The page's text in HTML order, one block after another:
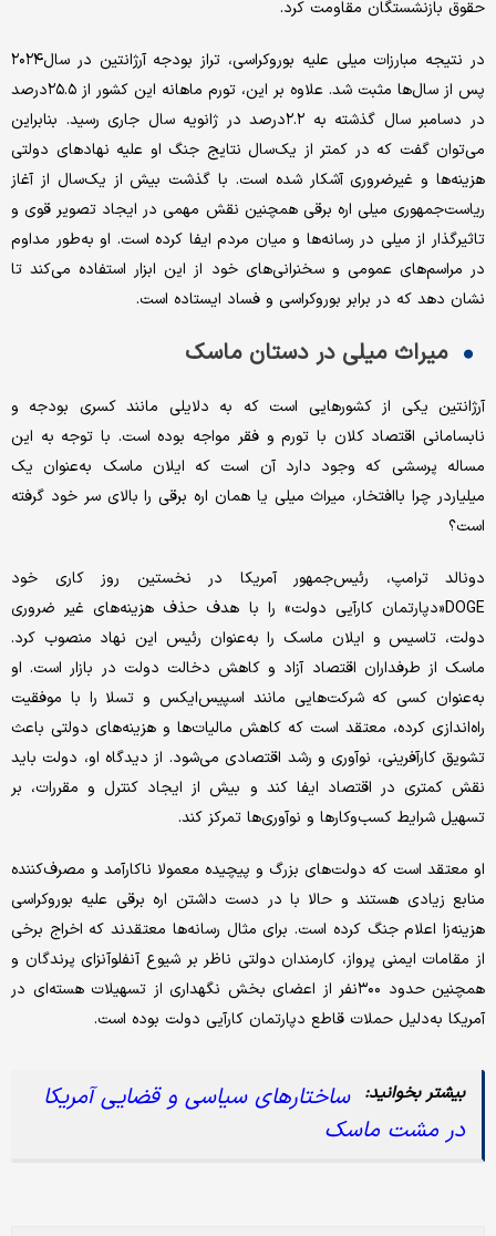
حقوق بازنشستگان مقاومت کرد.
در نتیجه مبارزات میلی علیه بوروکراسی، تراز بودجه آرژانتین در سال۲۰۲۴
پس از سال‌ها مثبت شد. علاوه بر این، تورم ماهانه این کشور از ۲۵.۵درصد
در دسامبر سال گذشته به ۲.۲درصد در ژانویه سال جاری رسید. بنابراین
می‌توان گفت که در کمتر از یک‌سال نتایج جنگ او علیه نهادهای دولتی
هزینه‌ها و غیرضروری آشکار شده است. با گذشت بیش از یک‌سال از آغاز
ریاست‌جمهوری میلی اره ‌برقی همچنین نقش مهمی در ایجاد تصویر قوی و
تاثیرگذار از میلی در رسانه‌ها و میان مردم ایفا کرده است. او به‌طور مداوم
در مراسم‌های عمومی و سخنرانی‌های خود از این ابزار استفاده می‌کند تا
نشان دهد که در برابر بوروکراسی و فساد ایستاده است.
میراث میلی در دستان ماسک
آرژانتین یکی از کشورهایی است که به دلایلی مانند کسری بودجه و
نابسامانی اقتصاد کلان با تورم و فقر مواجه بوده است. با توجه به این
مساله پرسشی که وجود دارد آن است که ایلان ماسک به‌عنوان یک
میلیاردر چرا باافتخار، میراث میلی یا همان اره برقی را بالای سر خود گرفته
است؟
دونالد ترامپ، رئیس‌جمهور آمریکا در نخستین روز کاری خود
DOGE«دپارتمان کارآیی دولت» را با هدف حذف هزینه‌های غیر ضروری
دولت، تاسیس و ایلان ماسک را به‌عنوان رئیس این نهاد منصوب کرد.
ماسک از طرفداران اقتصاد آزاد و کاهش دخالت دولت در بازار است. او
به‌عنوان کسی که شرکت‌هایی مانند اسپیس‌ایکس و تسلا را با موفقیت
راه‌اندازی کرده، معتقد است که کاهش مالیات‌ها و هزینه‌های دولتی باعث
تشویق کارآفرینی، نوآوری و رشد اقتصادی می‌شود. از دیدگاه او، دولت باید
نقش کمتری در اقتصاد ایفا کند و بیش از ایجاد کنترل و مقررات، بر
تسهیل شرایط کسب‌وکارها و نوآوری‌ها تمرکز کند.
او معتقد است که دولت‌های بزرگ و پیچیده معمولا ناکارآمد و مصرف‌کننده
منابع زیادی هستند و حالا با در دست داشتن اره برقی علیه بوروکراسی
هزینه‌زا اعلام جنگ کرده است. برای مثال رسانه‌ها معتقدند که اخراج برخی
از مقامات ایمنی پرواز، کارمندان دولتی ناظر بر شیوع آنفلوآنزای پرندگان و
همچنین حدود ۳۰۰نفر از اعضای بخش نگهداری از تسهیلات هسته‌ای در
آمریکا به‌دلیل حملات قاطع دپارتمان کارآیی دولت بوده است.
ساختارهای سیاسی و قضایی آمریکا
در مشت ماسک